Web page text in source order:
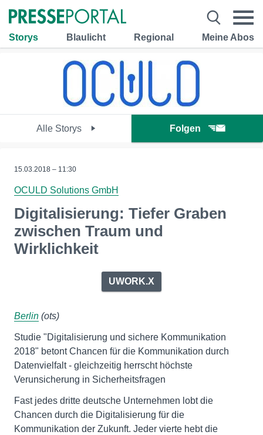
Storys Blaulicht Regional Meine Abos
Alle Storys Folgen
15.03.2018 – 11:30
OCULD Solutions GmbH
Digitalisierung: Tiefer Graben
zwischen Traum und
Wirklichkeit
UWORK.X
Berlin (ots)
Studie "Digitalisierung und sichere Kommunikation
2018" betont Chancen für die Kommunikation durch
Datenvielfalt - gleichzeitig herrscht höchste
Verunsicherung in Sicherheitsfragen
Fast jedes dritte deutsche Unternehmen lobt die
Chancen durch die Digitalisierung für die
Kommunikation der Zukunft. Jeder vierte hebt die